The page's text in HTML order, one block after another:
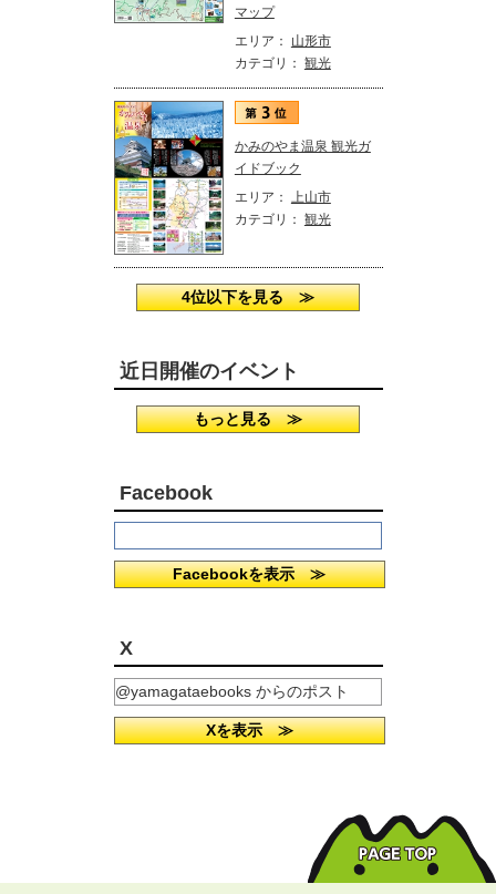
マップ
エリア： 山形市
カテゴリ： 観光
かみのやま温泉 観光ガ
イドブック
エリア：
上山市
カテゴリ： 観光
4位以下を見る ≫
近日開催のイベント
もっと見る ≫
Facebook
Facebookを表示 ≫
X
@yamagataebooks からのポスト
Xを表示 ≫